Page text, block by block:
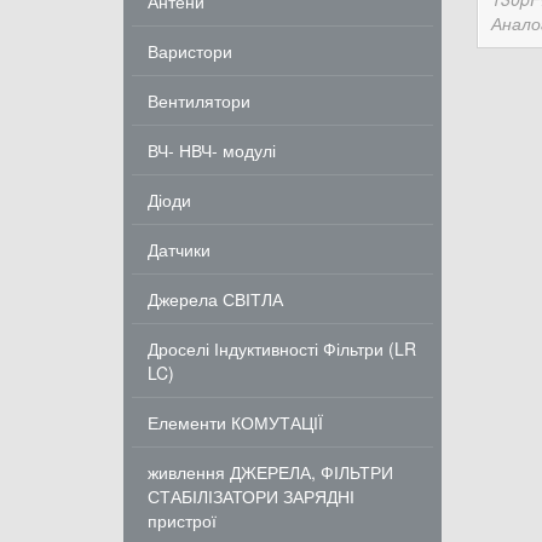
Варистори
Вентилятори
ВЧ- НВЧ- модулі
Діоди
Датчики
Джерела СВІТЛА
Дроселі Індуктивності Фільтри (LR
LC)
Елементи КОМУТАЦІЇ
живлення ДЖЕРЕЛА, ФІЛЬТРИ
СТАБІЛІЗАТОРИ ЗАРЯДНІ
пристрої